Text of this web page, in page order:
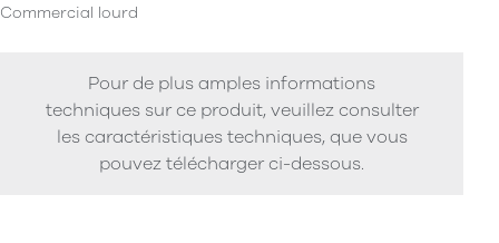
Commercial lourd
Pour de plus amples informations
techniques sur ce produit, veuillez consulter
les caractéristiques techniques, que vous
pouvez télécharger ci-dessous.